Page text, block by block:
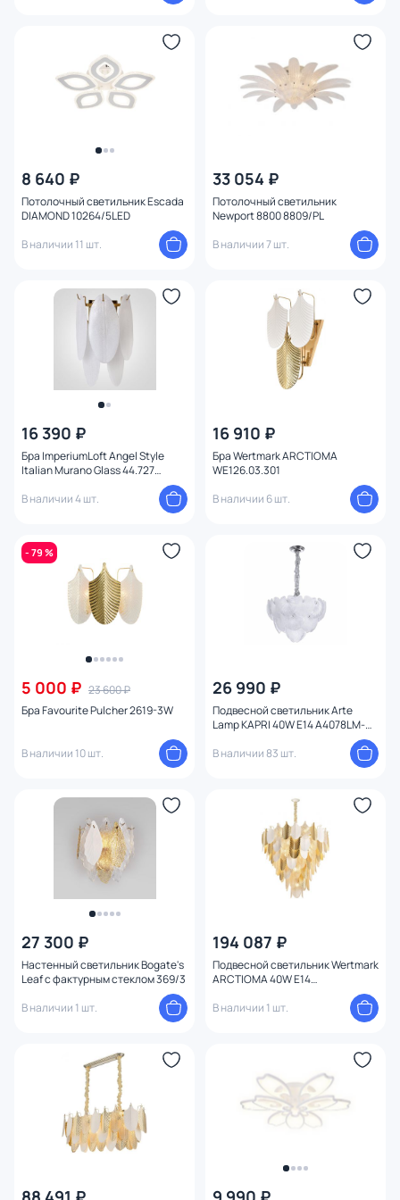
8 640 ₽
Потолочный светильник Escada
DIAMOND 10264/5LED
В наличии 11 шт.
33 054 ₽
Потолочный светильник
Newport 8800 8809/PL
В наличии 7 шт.
16 390 ₽
Бра ImperiumLoft Angel Style
Italian Murano Glass 44.727
В наличии 4 шт.
16 910 ₽
Бра Wertmark ARCTIOMA
WE126.03.301
В наличии 6 шт.
- 79 %
5 000 ₽ 23 600 ₽
Бра Favourite Pulcher 2619-3W
В наличии 10 шт.
26 990 ₽
Подвесной светильник Arte
Lamp KAPRI 40W E14 A4078LM-
В наличии 83 шт.
27 300 ₽
Настенный светильник Bogate's
Leaf с фактурным стеклом 369/3
В наличии 1 шт.
194 087 ₽
Подвесной светильник Wertmark
ARCTIOMA 40W E14
В наличии 1 шт.